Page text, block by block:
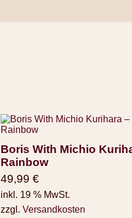
Boris With Michio
Rainbow
49,99 €
inkl. 19 % MwSt.
zzgl. Versandkosten